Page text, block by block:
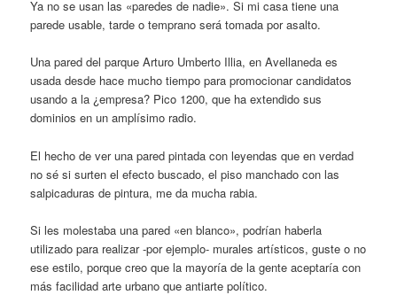
Ya no se usan las «paredes de nadie». Si mi casa tiene una
parede usable, tarde o temprano será tomada por asalto.
Una pared del parque Arturo Umberto Illia, en Avellaneda es
usada desde hace mucho tiempo para promocionar candidatos
usando a la ¿empresa? Pico 1200, que ha extendido sus
dominios en un amplísimo radio.
El hecho de ver una pared pintada con leyendas que en verdad
no sé si surten el efecto buscado, el piso manchado con las
salpicaduras de pintura, me da mucha rabia.
Si les molestaba una pared «en blanco», podrían haberla
utilizado para realizar -por ejemplo- murales artísticos, guste o no
ese estilo, porque creo que la mayoría de la gente aceptaría con
más facilidad arte urbano que antiarte político.